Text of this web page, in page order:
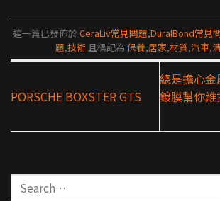
這一篇已發佈於 CeraLiv常見問題,DuralBond常見
題,技術且標記為 保養,居家,材質,汽車,
PORSCHE BOXSTER GTS
總是擔心
鍍膜幫你